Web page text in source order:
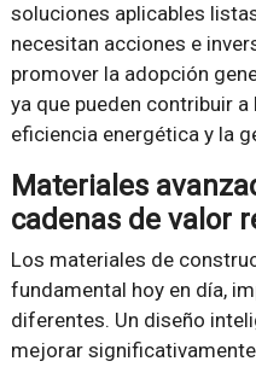
soluciones aplicables
necesitan acciones e
promover la adopción
ya que pueden contribuir
eficiencia energética y la
Materiales
cadenas de valor
Los materiales de
fundamental hoy en día,
diferentes. Un diseño
mejorar